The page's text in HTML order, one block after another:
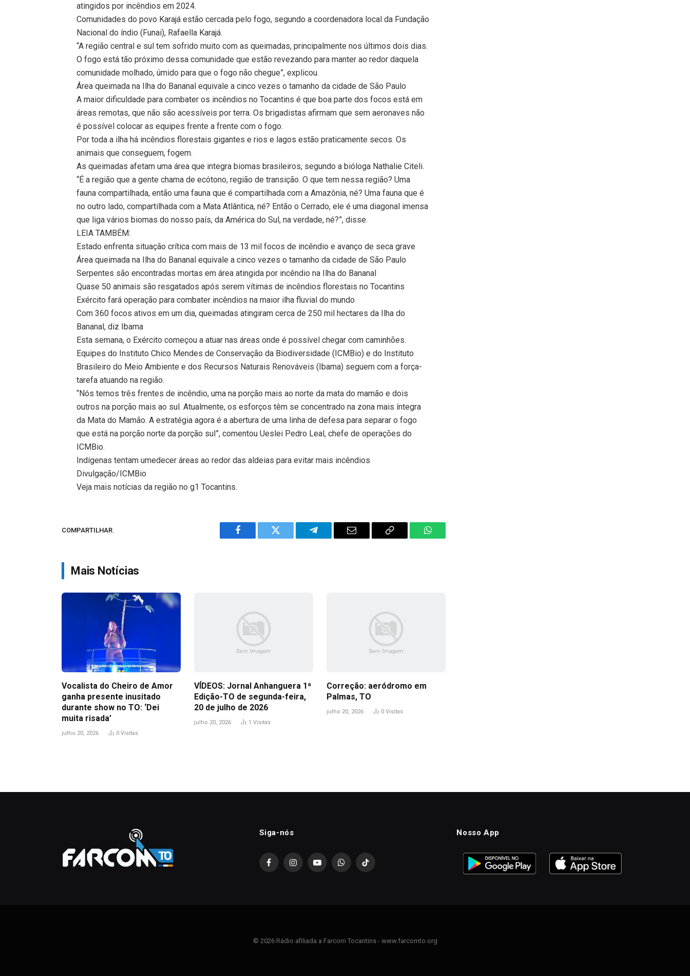
atingidos por incêndios em 2024.
Comunidades do povo Karajá estão cercada pelo fogo, segundo a coordenadora local da Fundação
Nacional do índio (Funai), Rafaella Karajá.
“A região central e sul tem sofrido muito com as queimadas, principalmente nos últimos dois dias.
O fogo está tão próximo dessa comunidade que estão revezando para manter ao redor daquela
comunidade molhado, úmido para que o fogo não chegue”, explicou.
Área queimada na Ilha do Bananal equivale a cinco vezes o tamanho da cidade de São Paulo
A maior dificuldade para combater os incêndios no Tocantins é que boa parte dos focos está em
áreas remotas, que não são acessíveis por terra. Os brigadistas afirmam que sem aeronaves não
é possível colocar as equipes frente a frente com o fogo.
Por toda a ilha há incêndios florestais gigantes e rios e lagos estão praticamente secos. Os
animais que conseguem, fogem.
As queimadas afetam uma área que integra biomas brasileiros, segundo a bióloga Nathalie Citeli.
“É a região que a gente chama de ecótono, região de transição. O que tem nessa região? Uma
fauna compartilhada, então uma fauna que é compartilhada com a Amazônia, né? Uma fauna que é
no outro lado, compartilhada com a Mata Atlântica, né? Então o Cerrado, ele é uma diagonal imensa
que liga vários biomas do nosso país, da América do Sul, na verdade, né?”, disse.
LEIA TAMBÉM:
Estado enfrenta situação crítica com mais de 13 mil focos de incêndio e avanço de seca grave
Área queimada na Ilha do Bananal equivale a cinco vezes o tamanho da cidade de São Paulo
Serpentes são encontradas mortas em área atingida por incêndio na Ilha do Bananal
Quase 50 animais são resgatados após serem vítimas de incêndios florestais no Tocantins
Exército fará operação para combater incêndios na maior ilha fluvial do mundo
Com 360 focos ativos em um dia, queimadas atingiram cerca de 250 mil hectares da Ilha do
Bananal, diz Ibama
Esta semana, o Exército começou a atuar nas áreas onde é possível chegar com caminhões.
Equipes do Instituto Chico Mendes de Conservação da Biodiversidade (ICMBio) e do Instituto
Brasileiro do Meio Ambiente e dos Recursos Naturais Renováveis (Ibama) seguem com a força-
tarefa atuando na região.
“Nós temos três frentes de incêndio, uma na porção mais ao norte da mata do mamão e dois
outros na porção mais ao sul. Atualmente, os esforços têm se concentrado na zona mais íntegra
da Mata do Mamão. A estratégia agora é a abertura de uma linha de defesa para separar o fogo
que está na porção norte da porção sul”, comentou Ueslei Pedro Leal, chefe de operações do
ICMBio.
Indígenas tentam umedecer áreas ao redor das aldeias para evitar mais incêndios
Divulgação/ICMBio
Veja mais notícias da região no g1 Tocantins.
COMPARTILHAR.
Facebook Twitter Telegram Email
Copy
WhatsApp
Mais Notícias
Vocalista do Cheiro de Amor
ganha presente inusitado
durante show no TO: ‘Dei
muita risada’
julho 20, 2026 0 Visitas
VÍDEOS: Jornal Anhanguera 1ª
Edição-TO de segunda-feira,
20 de julho de 2026
julho 20, 2026 1 Visitas
Correção: aeródromo em
Palmas, TO
julho 20, 2026 0 Visitas
Siga-nós
FacebookInstagramYouTubeWhatsAppTikTok
Nosso App
© 2026 Rádio afiliada a Farcom Tocantins - www.farcomto.org